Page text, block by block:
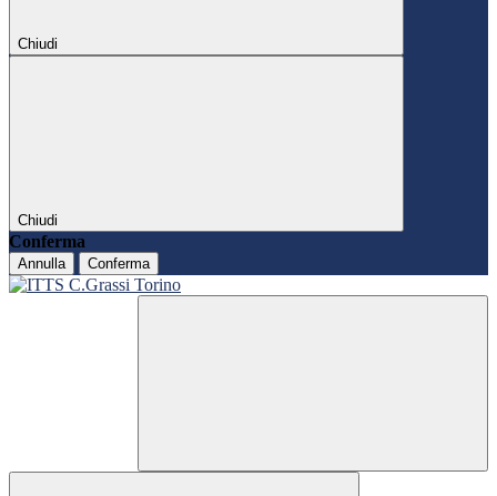
Chiudi
Chiudi
Conferma
Annulla Conferma